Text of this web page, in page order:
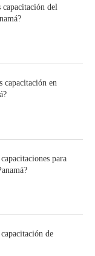
capacitación del
capacitación en
para
de